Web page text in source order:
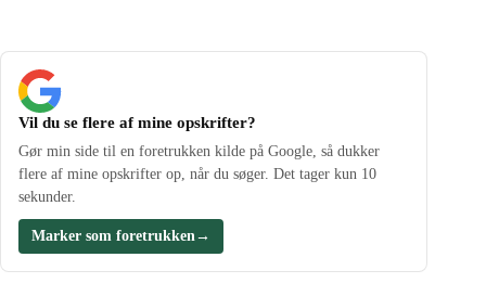
Vil du se flere af mine opskrifter?
Gør min side til en foretrukken kilde på Google, så dukker
flere af mine opskrifter op, når du søger. Det tager kun 10
sekunder.
Marker som foretrukken→